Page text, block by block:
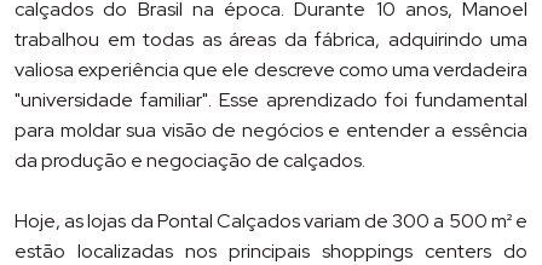
calçados do Brasil na época. Durante 10 anos, Manoel
trabalhou em todas as áreas da fábrica, adquirindo uma
valiosa experiência que ele descreve como uma verdadeira
"universidade familiar". Esse aprendizado foi fundamental
para moldar sua visão de negócios e entender a essência
da produção e negociação de calçados.
Hoje, as lojas da Pontal Calçados variam de 300 a 500 m² e
estão localizadas nos principais shoppings centers do